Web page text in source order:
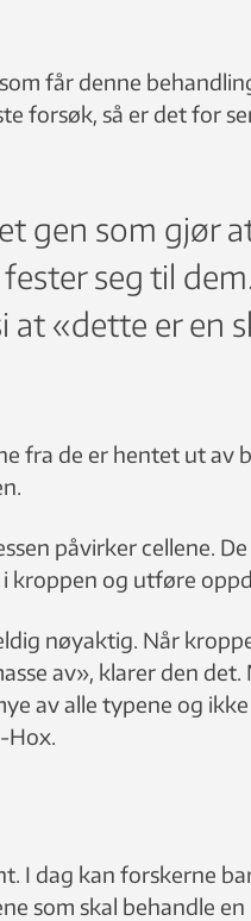
får denne
forsøk, så er det for
gen som gjør
seg til
at «dette er en
fra de er hentet ut av
påvirker cellene.
kroppen og utføre
nøyaktig. Når
av», klarer den det.
av alle typene og
Hox.
I dag kan forskerne
som skal behandle en